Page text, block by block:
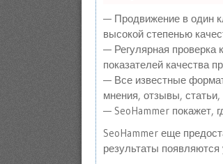
— Продвижение в один
высокой степенью
— Регулярная проверка
показателей качества
— Все известные
мнения, отзывы,
— SeoHammer покажет,
SeoHammer еще
результаты